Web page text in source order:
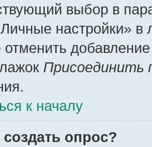
выбор в
настройки»
отменить
Присоединить
к началу
опрос?